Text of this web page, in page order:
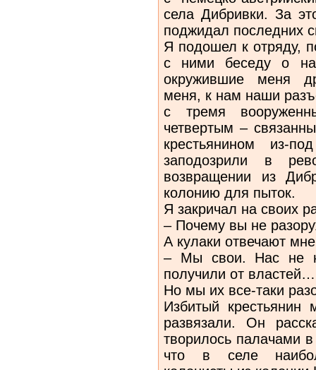
села Дибривки. За
поджидал последних
Я подошел к отряду,
с ними беседу о
окружившие меня
меня, к нам наши
с тремя
четвертым –
крестьянином из-
заподозрили в
возвращении из
колонию для пыток.
Я закричал на своих
– Почему вы не
А кулаки отвечают
– Мы свои. Нас не
получили от властей…
Но мы их все-таки
Избитый
развязали. Он
творилось палачами
что в селе